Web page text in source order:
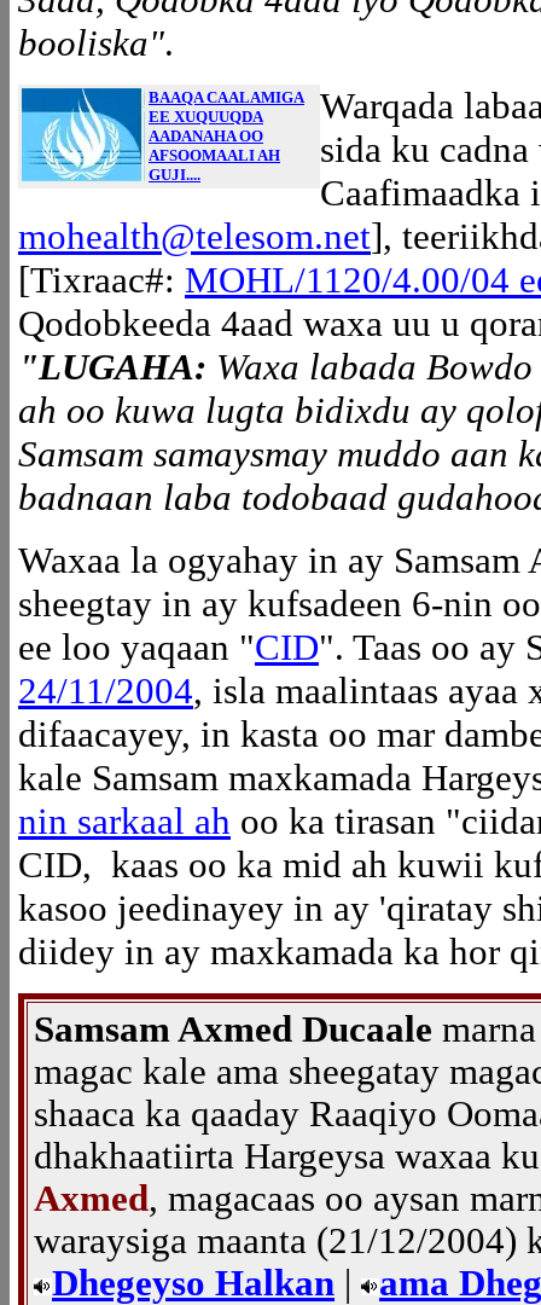
booliska".
BAAQA CAALAMIGA
EE XUQUUQDA
AADANAHA OO
AFSOOMAALI AH
GUJI....
Warqada
sida ku cadna
Caafimaadka
mohealth@telesom.net],
[Tixraac#: MOHL/1120/4.00/04
Qodobkeeda 4aad waxa uu u
"LUGAHA: Waxa labada
ah oo kuwa lugta bidixdu ay
Samsam samaysmay muddo aan
badnaan laba todobaad
Waxaa la ogyahay in ay Samsam
sheegtay in ay kufsadeen 6-nin
ee loo yaqaan "CID". Taas oo ay
24/11/2004, isla maalintaas ayaa
difaacayey, in kasta oo mar
kale Samsam maxkamada
nin sarkaal ah oo ka tirasan
CID, kaas oo ka mid ah kuwii
kasoo jeedinayey in ay 'qiratay
diidey in ay maxkamada ka hor
Samsam Axmed Ducaale
magac kale ama sheegatay
shaaca ka qaaday Raaqiyo
dhakhaatiirta Hargeysa waxaa
Axmed, magacaas oo aysan
waraysiga maanta (21/12/2004)
Dhegeyso Halkan | ama